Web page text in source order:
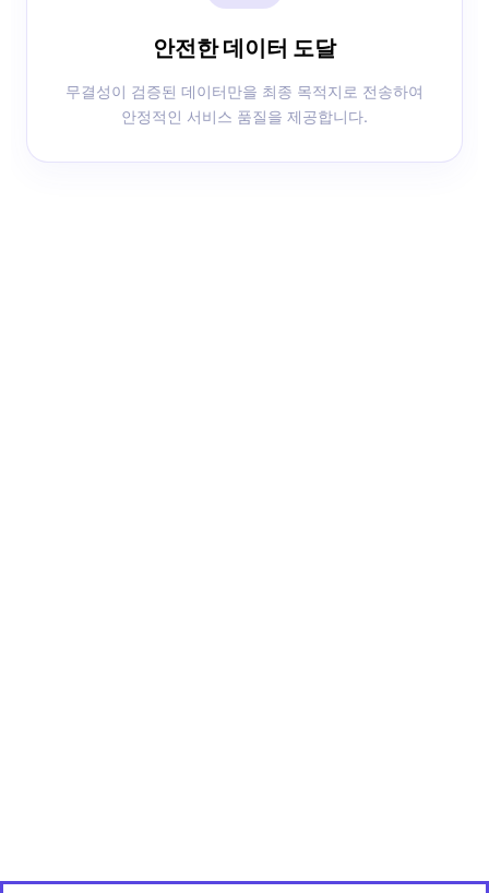
안전한 데이터 도달
무결성이 검증된 데이터만을 최종 목적지로 전송하여
안정적인 서비스 품질을 제공합니다.